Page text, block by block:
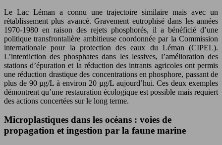
Le Lac Léman a connu une trajectoire similaire mais avec un
rétablissement plus avancé. Gravement eutrophisé dans les années
1970-1980 en raison des rejets phosphorés, il a bénéficié d’une
politique transfrontalière ambitieuse coordonnée par la Commission
internationale pour la protection des eaux du Léman (CIPEL).
L’interdiction des phosphates dans les lessives, l’amélioration des
stations d’épuration et la réduction des intrants agricoles ont permis
une réduction drastique des concentrations en phosphore, passant de
plus de 90 µg/L à environ 20 µg/L aujourd’hui. Ces deux exemples
démontrent qu’une restauration écologique est possible mais requiert
des actions concertées sur le long terme.
Microplastiques dans les océans : voies de
propagation et ingestion par la faune marine